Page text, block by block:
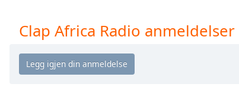
Playback
Rate
Clap Africa Radio anmeldelser